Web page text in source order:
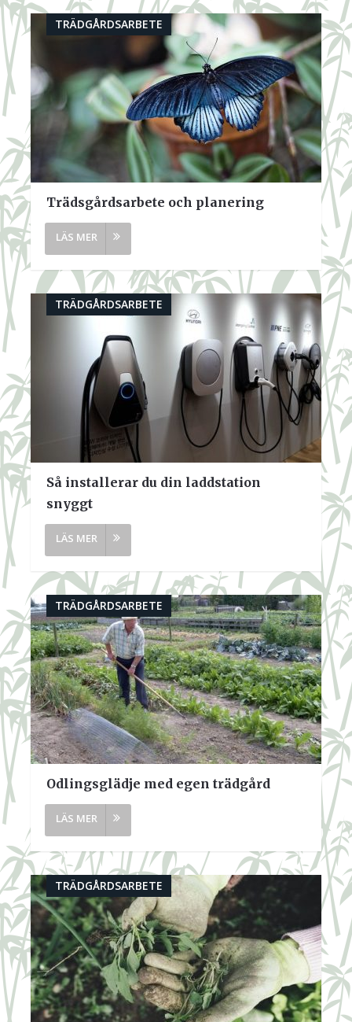
TRÄDGÅRDSARBETE
Trädsgårdsarbete och planering
TRÄDGÅRDSARBETE
Så installerar du din laddstation
snyggt
TRÄDGÅRDSARBETE
Odlingsglädje med egen trädgård
TRÄDGÅRDSARBETE